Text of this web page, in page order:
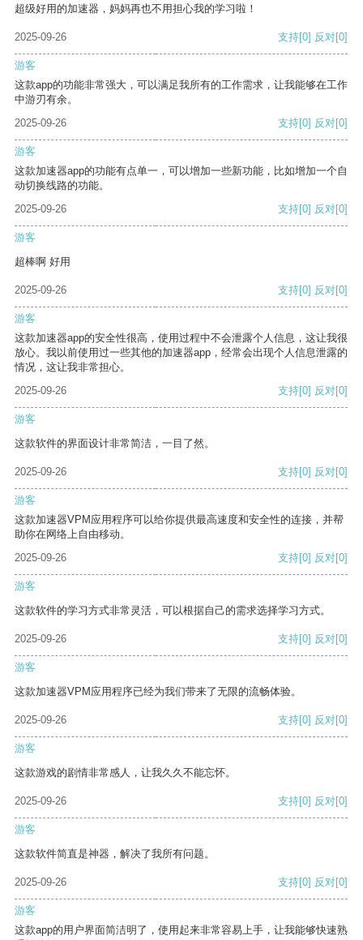
超级好用的加速器，妈妈再也不用担心我的学习啦！
2025-09-26 支持[0] 反对[0]
游客
这款app的功能非常强大，可以满足我所有的工作需求，让我能够在工作
中游刃有余。
2025-09-26
支持[0] 反对[0]
游客
这款加速器app的功能有点单一，可以增加一些新功能，比如增加一个自
动切换线路的功能。
2025-09-26
支持[0] 反对[0]
游客
超棒啊 好用
2025-09-26 支持[0] 反对[0]
游客
这款加速器app的安全性很高，使用过程中不会泄露个人信息，这让我很
放心。我以前使用过一些其他的加速器app，经常会出现个人信息泄露的
情况，这让我非常担心。
2025-09-26
支持[0] 反对[0]
游客
这款软件的界面设计非常简洁，一目了然。
2025-09-26 支持[0] 反对[0]
游客
这款加速器VPM应用程序可以给你提供最高速度和安全性的连接，并帮
助你在网络上自由移动。
2025-09-26
支持[0] 反对[0]
游客
这款软件的学习方式非常灵活，可以根据自己的需求选择学习方式。
2025-09-26 支持[0] 反对[0]
游客
这款加速器VPM应用程序已经为我们带来了无限的流畅体验。
2025-09-26 支持[0] 反对[0]
游客
这款游戏的剧情非常感人，让我久久不能忘怀。
2025-09-26 支持[0] 反对[0]
游客
这款软件简直是神器，解决了我所有问题。
2025-09-26 支持[0] 反对[0]
游客
这款app的用户界面简洁明了，使用起来非常容易上手，让我能够快速熟